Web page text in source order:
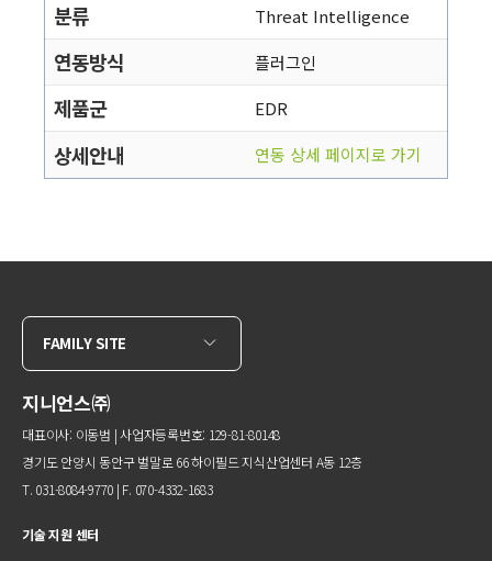
분류 Threat Intelligence
연동방식 플러그인
제품군 EDR
상세안내 연동 상세 페이지로 가기
지니언스㈜
대표이사: 이동범 | 사업자등록번호: 129-81-80148
경기도 안양시 동안구 벌말로 66 하이필드 지식산업센터 A동 12층
T. 031-8084-9770 | F. 070-4332-1683
기술 지원 센터
FAMILY SITE